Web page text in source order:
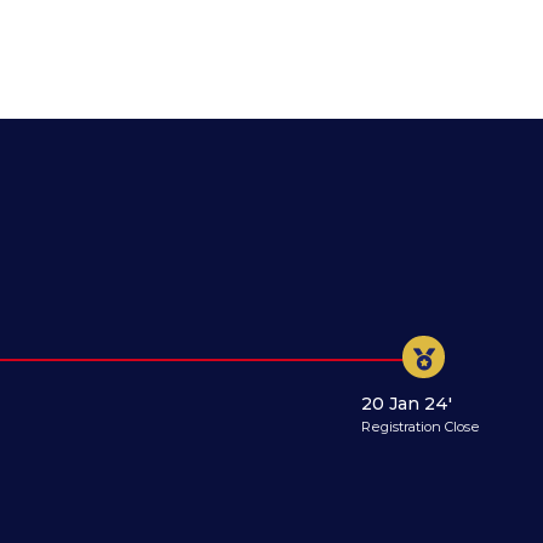
20 Jan 24'
Registration Close